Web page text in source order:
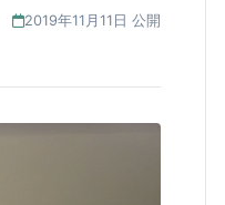
2019年11月11日 公開